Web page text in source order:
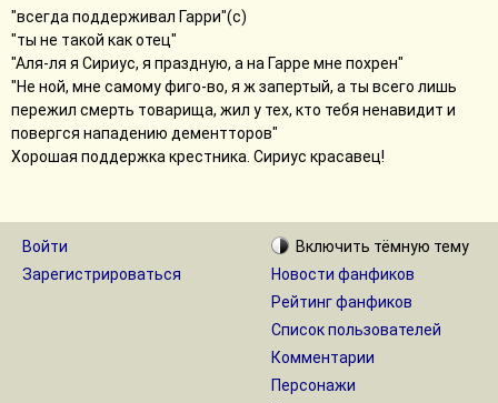
"всегда поддерживал Гарри"(с)
"ты не такой как отец"
"Аля-ля я Сириус, я праздную, а на Гарре мне похрен"
"Не ной, мне самому фиго-во, я ж запертый, а ты всего лишь
пережил смерть товарища, жил у тех, кто тебя ненавидит и
повергся нападению дементторов"
Хорошая поддержка крестника. Сириус красавец!
Войти
Зарегистрироваться
Включить тёмную тему
Новости фанфиков
Рейтинг фанфиков
Список пользователей
Комментарии
Персонажи